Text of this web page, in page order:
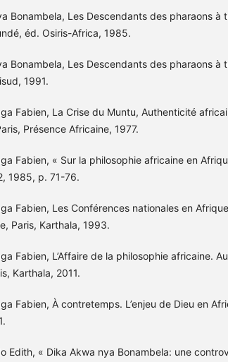
Bonambela, Les Descendants des pharaons à
éd. Osiris-Africa, 1985.
Bonambela, Les Descendants des pharaons à
1991.
Fabien, La Crise du Muntu, Authenticité
Présence Africaine, 1977.
Fabien, « Sur la philosophie africaine en
1985, p. 71-76.
Fabien, Les Conférences nationales en
Paris, Karthala, 1993.
Fabien, L’Affaire de la philosophie africaine.
Karthala, 2011.
Fabien, À contretemps. L’enjeu de Dieu en
Edith, « Dika Akwa nya Bonambela: une